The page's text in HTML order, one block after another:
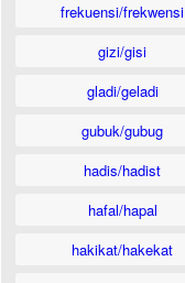
frekuensi/frekwensi
gizi/gisi
gladi/geladi
gubuk/gubug
hadis/hadist
hafal/hapal
hakikat/hakekat